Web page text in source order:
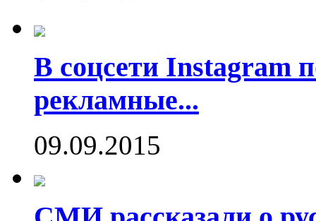
В соцсети Instagram
рекламные...
09.09.2015